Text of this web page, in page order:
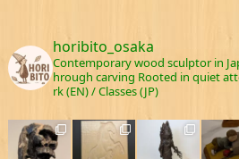
horibito_osaka
Contemporary wood sculptor in
hrough carving Rooted in quiet
rk (EN) / Classes (JP)